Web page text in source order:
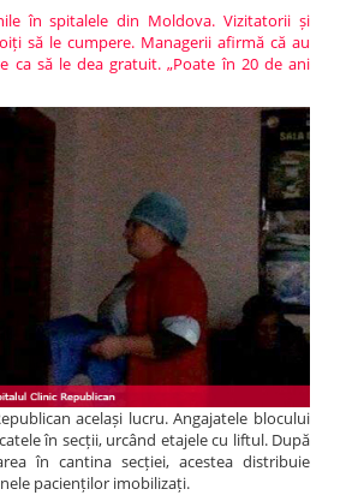
în spitalele din Moldova. Vizitatorii și
să le cumpere. Managerii afirmă că au
ca să le dea gratuit. „Poate în 20 de ani
același lucru. Angajatele blocului
în secții, urcând etajele cu liftul. După
în cantina secției, acestea distribuie
pacienților imobilizați.